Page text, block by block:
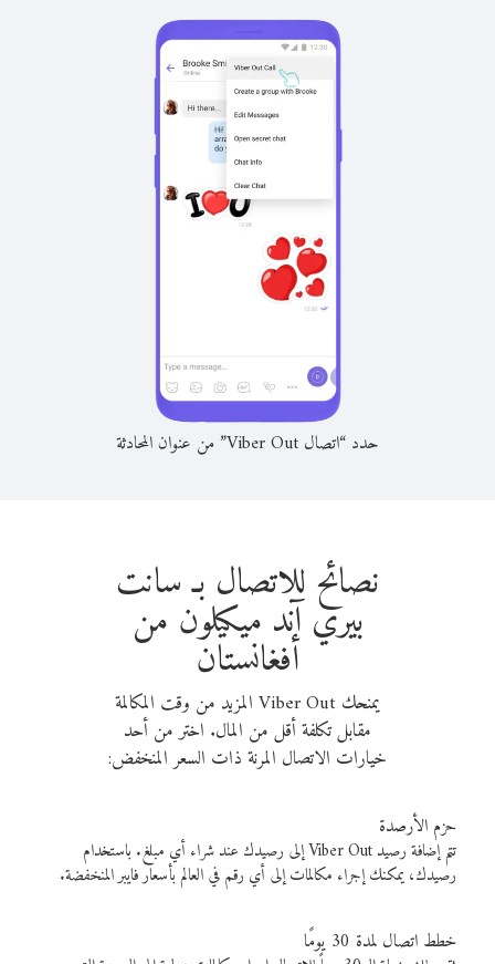
حدد “اتصال Viber Out” من عنوان المحادثة
نصائح للاتصال بـ سانت
بيري آند ميكيلون من
أفغانستان
يمنحك Viber Out المزيد من وقت المكالمة
مقابل تكلفة أقل من المال. اختر من أحد
خيارات الاتصال المرنة ذات السعر المنخفض:
حزم الأرصدة
تتم إضافة رصيد Viber Out إلى رصيدك عند شراء أي مبلغ. باستخدام
رصيدك، يمكنك إجراء مكالمات إلى أي رقم في العالم بأسعار فايبر المنخفضة.
خطط اتصال لمدة 30 يومًا